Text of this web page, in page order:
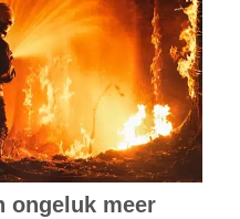
ongeluk meer